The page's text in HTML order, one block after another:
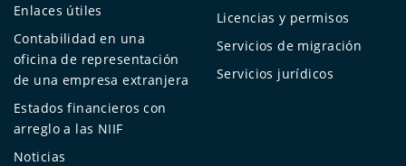
Enlaces útiles
Contabilidad en una
oficina de representación
de una empresa extranjera
Estados financieros con
arreglo a las NIIF
Noticias
Licencias y permisos
Servicios de migración
Servicios jurídicos